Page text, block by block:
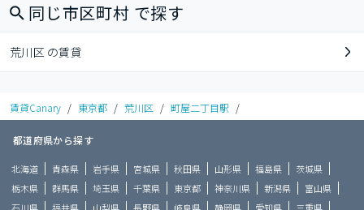
同じ市区町村 で探す
荒川区 の賃貸
賃貸Canary / 東京都 / 荒川区 / 町屋二丁目駅 /
都道府県から探す
北海道 青森県 岩手県 宮城県 秋田県 山形県 福島県
茨城県
栃木県
群馬県 埼玉県 千葉県 東京都 神奈川県 新潟県
富山県